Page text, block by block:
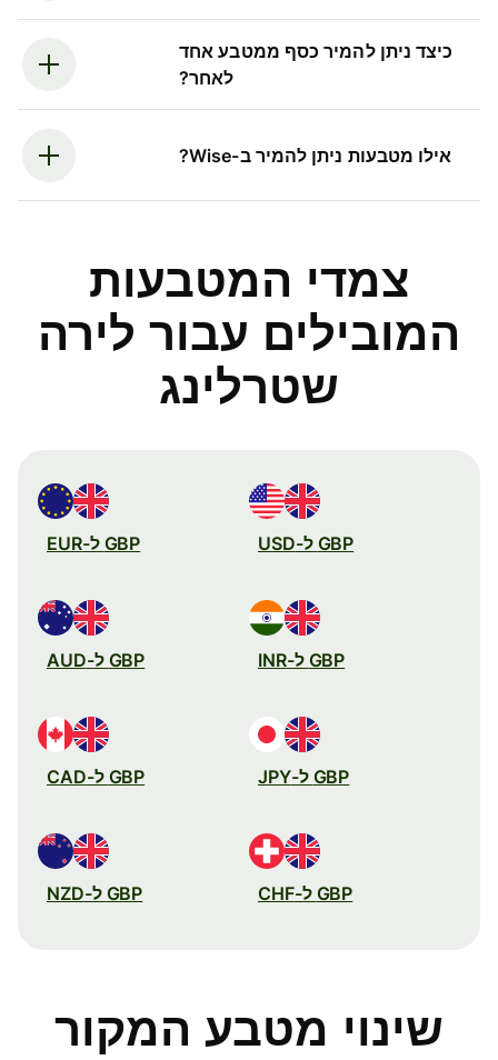
כיצד ניתן להמיר כסף ממטבע אחד
לאחר?
אילו מטבעות ניתן להמיר ב-Wise?
צמדי המטבעות
המובילים עבור לירה
שטרלינג
GBP ל-USD GBP ל-EUR
GBP ל-INR GBP ל-AUD
GBP ל-JPY GBP ל-CAD
GBP ל-CHF GBP ל-NZD
שינוי מטבע המקור